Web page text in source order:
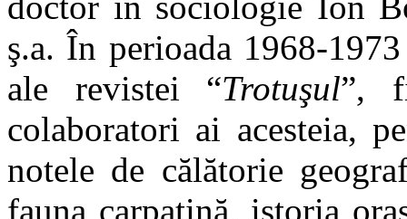
ş.a. În perioada 1968-
ale revistei “Trotuşul”,
colaboratori ai acesteia,
notele de călătorie
fauna carpatină, istoria